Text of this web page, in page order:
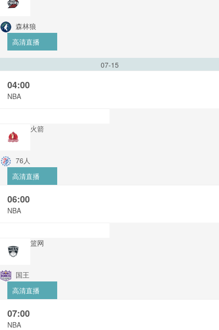
森林狼
高清直播
07-15
04:00
NBA
火箭
76人
高清直播
06:00
NBA
篮网
国王
高清直播
07:00
NBA